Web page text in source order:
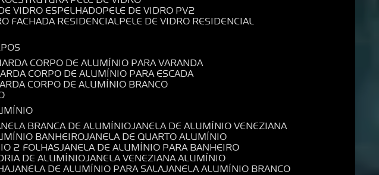
DE VIDRO ESPELHADO PELE DE VIDRO PV2
FACHADA RESIDENCIAL PELE DE VIDRO RESIDENCIAL
CORPO DE ALUMÍNIO PARA VARANDA
CORPO DE ALUMÍNIO PARA ESCADA
CORPO DE ALUMÍNIO BRANCO
BRANCA DE ALUMÍNIO JANELA DE ALUMÍNIO VENEZIANA
BANHEIRO JANELA DE QUARTO ALUMÍNIO
2 FOLHAS JANELA DE ALUMÍNIO PARA BANHEIRO
DE ALUMÍNIO JANELA VENEZIANA ALUMÍNIO
JANELA DE ALUMÍNIO PARA SALA JANELA ALUMÍNIO BRANCO